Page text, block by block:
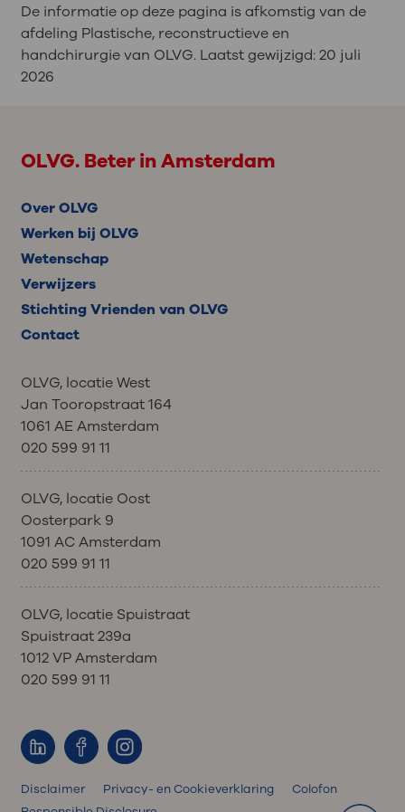
De informatie op deze pagina is afkomstig van de
afdeling Plastische, reconstructieve en
handchirurgie van OLVG. Laatst gewijzigd:20 juli
2026
OLVG. Beter in Amsterdam
Over OLVG
Werken bij OLVG
Wetenschap
Verwijzers
Stichting Vrienden van OLVG
Contact
OLVG, locatie West
Jan Tooropstraat 164
1061 AE Amsterdam
020 599 91 11
OLVG, locatie Oost
Oosterpark 9
1091 AC Amsterdam
020 599 91 11
OLVG, locatie Spuistraat
Spuistraat 239a
1012 VP Amsterdam
020 599 91 11
Disclaimer Privacy- en Cookieverklaring
Colofon